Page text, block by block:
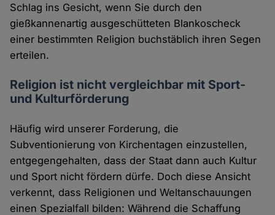
Schlag ins Gesicht, wenn Sie durch den
gießkannenartig ausgeschütteten Blankoscheck
einer bestimmten Religion buchstäblich ihren Segen
erteilen.
Religion ist nicht vergleichbar mit Sport-
und Kulturförderung
Häufig wird unserer Forderung, die
Subventionierung von Kirchentagen einzustellen,
entgegengehalten, dass der Staat dann auch Kultur
und Sport nicht fördern dürfe. Doch diese Ansicht
verkennt, dass Religionen und Weltanschauungen
einen Spezialfall bilden: Während die Schaffung